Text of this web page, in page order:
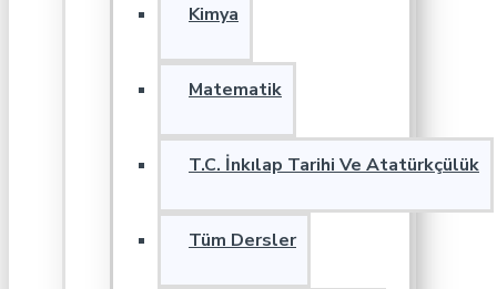
Kimya
Matematik
T.C. İnkılap Tarihi Ve Atatürkçülük
Tüm Dersler